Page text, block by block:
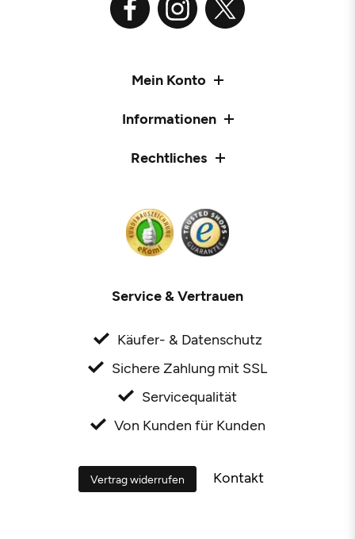
Mein Konto
Informationen
Rechtliches
Service & Vertrauen
Käufer- & Datenschutz
Sichere Zahlung mit SSL
Servicequalität
Von Kunden für Kunden
Vertrag widerrufen Kontakt